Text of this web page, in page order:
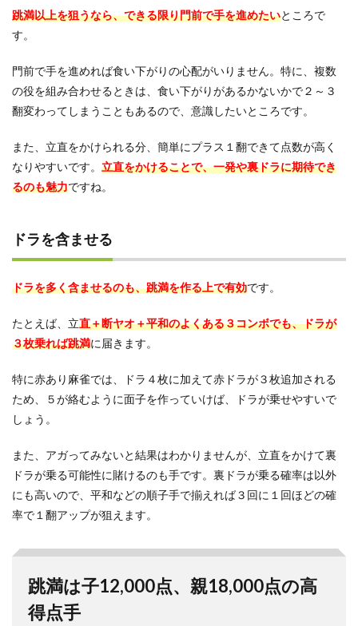
跳満以上を狙うなら、できる限り門前で手を進めたいところで
す。
門前で手を進めれば食い下がりの心配がいりません。特に、複数
の役を組み合わせるときは、食い下がりがあるかないかで２～３
翻変わってしまうこともあるので、意識したいところです。
また、立直をかけられる分、簡単にプラス１翻できて点数が高く
なりやすいです。 立直をかけることで、一発や裏ドラに期待でき
るのも魅力ですね。
ドラを含ませる
ドラを多く含ませるのも、跳満を作る上で有効です。
たとえば、立直＋断ヤオ＋平和のよくある３コンボでも、ドラが
３枚乗れば跳満に届きます。
特に赤あり麻雀では、ドラ４枚に加えて赤ドラが３枚追加される
ため、５が絡むように面子を作っていけば、ドラが乗せやすいで
しょう。
また、アガってみないと結果はわかりませんが、立直をかけて裏
ドラが乗る可能性に賭けるのも手です。裏ドラが乗る確率は以外
にも高いので、平和などの順子手で揃えれば３回に１回ほどの確
率で１翻アップが狙えます。
跳満は子12,000点、親18,000点の高
得点手